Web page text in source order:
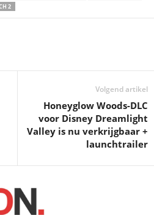
2
Volgend artikel
Honeyglow Woods-DLC
voor Disney Dreamlight
Valley is nu verkrijgbaar +
launchtrailer